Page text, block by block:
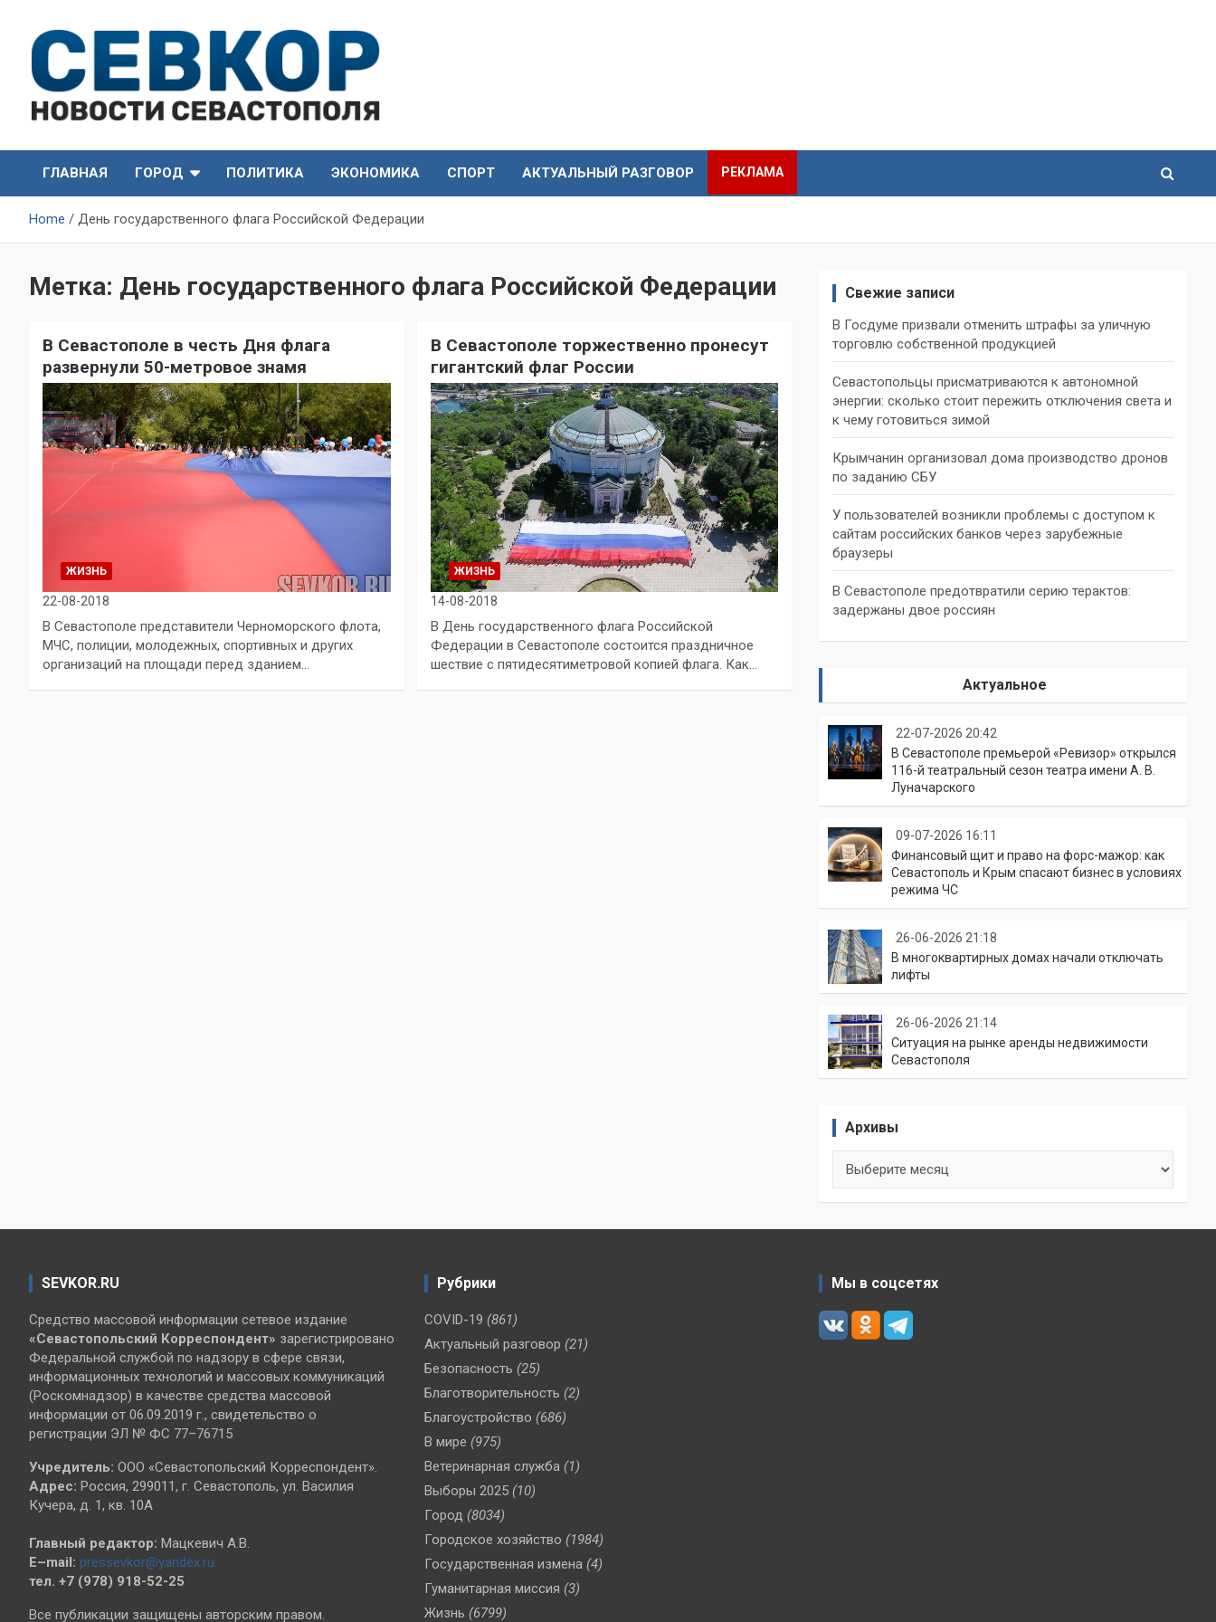
content
СевКор — Новости
Севастополя
Севастополя
ГЛАВНАЯ
ГОРОД ПОЛИТИКА ЭКОНОМИКА СПОРТ АКТУАЛЬНЫЙ РАЗГОВОР РЕКЛАМА
Home День государственного флага Российской Федерации
Метка: День государственного флага Российской Федерации
В Севастополе в честь Дня флага
развернули 50-метровое знамя
ЖИЗНЬ
22-08-2018
В Севастополе представители Черноморского флота,
МЧС, полиции, молодежных, спортивных и других
организаций на площади перед зданием…
В Севастополе торжественно пронесут
гигантский флаг России
ЖИЗНЬ
14-08-2018
В День государственного флага Российской
Федерации в Севастополе состоится праздничное
шествие с пятидесятиметровой копией флага. Как…
Свежие записи
В Госдуме призвали отменить штрафы за уличную
торговлю собственной продукцией
Севастопольцы присматриваются к автономной
энергии: сколько стоит пережить отключения света и
к чему готовиться зимой
Крымчанин организовал дома производство дронов
по заданию СБУ
У пользователей возникли проблемы с доступом к
сайтам российских банков через зарубежные
браузеры
В Севастополе предотвратили серию терактов:
задержаны двое россиян
Актуальное
22-07-2026 20:42
В Севастополе премьерой «Ревизор» открылся
116-й театральный сезон театра имени А. В.
Луначарского
09-07-2026 16:11
Финансовый щит и право на форс-мажор: как
Севастополь и Крым спасают бизнес в условиях
режима ЧС
26-06-2026 21:18
В многоквартирных домах начали отключать
лифты
26-06-2026 21:14
Ситуация на рынке аренды недвижимости
Севастополя
Архивы
SEVKOR.RU
Средство массовой информации сетевое издание
«Севастопольский Корреспондент» зарегистрировано
Федеральной службой по надзору в сфере связи,
информационных технологий и массовых коммуникаций
(Роскомнадзор) в качестве средства массовой
информации от 06.09.2019 г., свидетельство о
регистрации ЭЛ № ФС 77–76715
Учредитель: ООО «Севастопольский Корреспондент».
Адрес: Россия, 299011, г. Севастополь, ул. Василия
Кучера, д. 1, кв. 10А
Главный редактор: Мацкевич А.В.
E–mail: pressevkor@yandex.ru
тел. +7 (978) 918-52-25
Все публикации защищены авторским правом.
Рубрики
COVID-19 (861)
Актуальный разговор (21)
Безопасность (25)
Благотворительность (2)
Благоустройство (686)
В мире (975)
Ветеринарная служба (1)
Выборы 2025 (10)
Город (8034)
Городское хозяйство (1984)
Государственная измена (4)
Гуманитарная миссия (3)
Жизнь (6799)
Мы в соцсетях